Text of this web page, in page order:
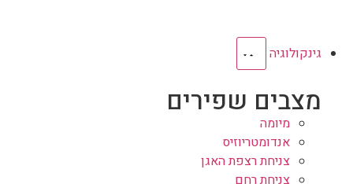
גינקולוגיה
מצבים שפירים
מיומה
אנדומטריוזיס
צניחת רצפת האגן
צניחת רחם